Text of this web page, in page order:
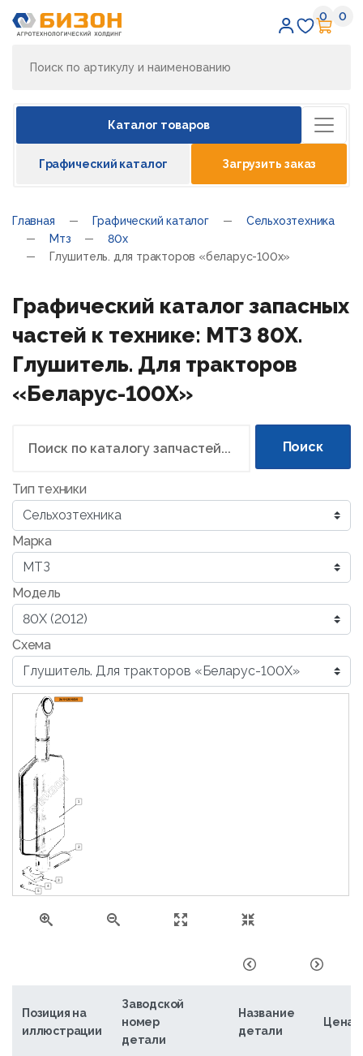
0 0
Каталог товаров
Графический каталог Загрузить заказ
Главная Графический каталог
Сельхозтехника
Мтз
80х
Глушитель. для тракторов «беларус-100х»
Графический каталог запасных
частей к технике: МТЗ 80Х.
Глушитель. Для тракторов
«Беларус-100Х»
Поиск
Тип техники
Марка
Модель
Схема
245-1205015
1
2
3
4
5
Позиция на
иллюстрации
Заводской
номер
детали
Название
детали
Цена